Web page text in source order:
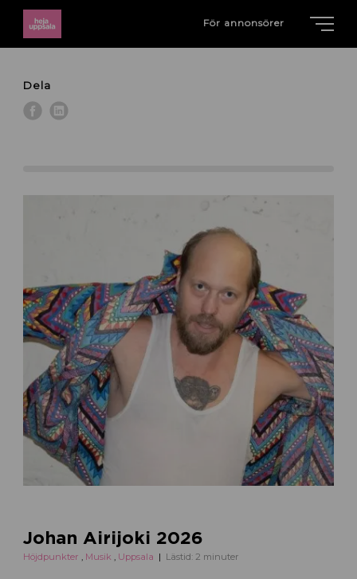
För annonsörer
Dela
Johan Airijoki 2026
Höjdpunkter , Musik , Uppsala Lästid: 2 minuter